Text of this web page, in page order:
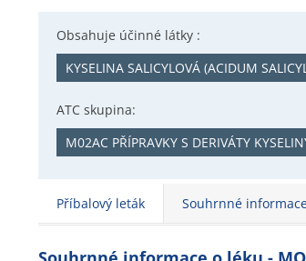
Obsahuje účinné látky :
KYSELINA SALICYLOVÁ (ACIDUM
ATC skupina:
M02AC PŘÍPRAVKY S DERIVÁTY
Příbalový leták Souhrnné